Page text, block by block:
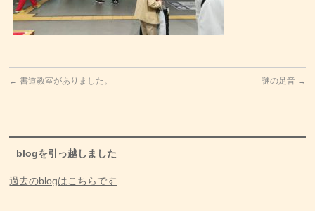
← 書道教室がありました。 謎の足音 →
blogを引っ越しました
過去のblogはこちらです